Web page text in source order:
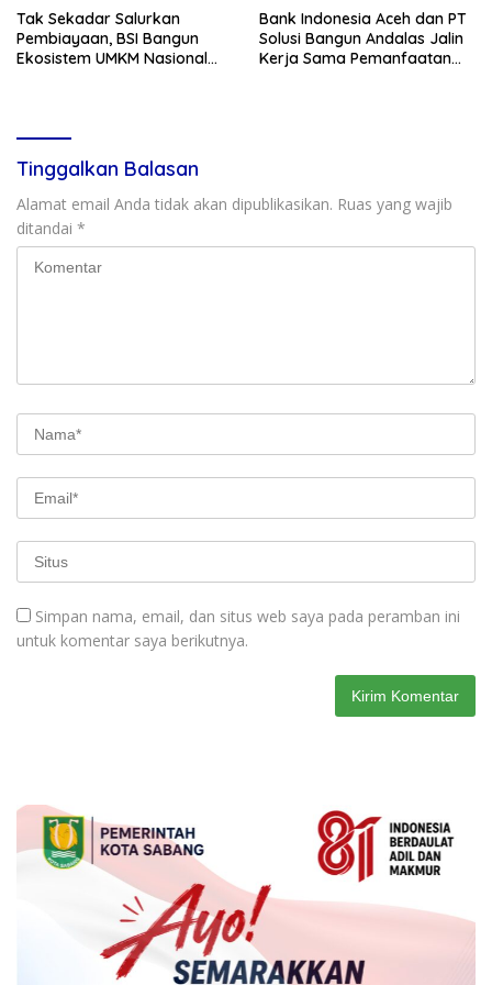
Tak Sekadar Salurkan
Pembiayaan, BSI Bangun
Ekosistem UMKM Nasional
Bank Indonesia Aceh dan PT
Solusi Bangun Andalas Jalin
Kerja Sama Pemanfaatan
Tinggalkan Balasan
Alamat email Anda tidak akan dipublikasikan. Ruas yang wajib
ditandai *
Simpan nama, email, dan situs web saya pada peramban ini
untuk komentar saya berikutnya.